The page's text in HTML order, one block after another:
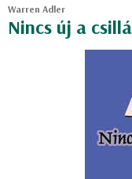
Warren Adler
Nincs új a